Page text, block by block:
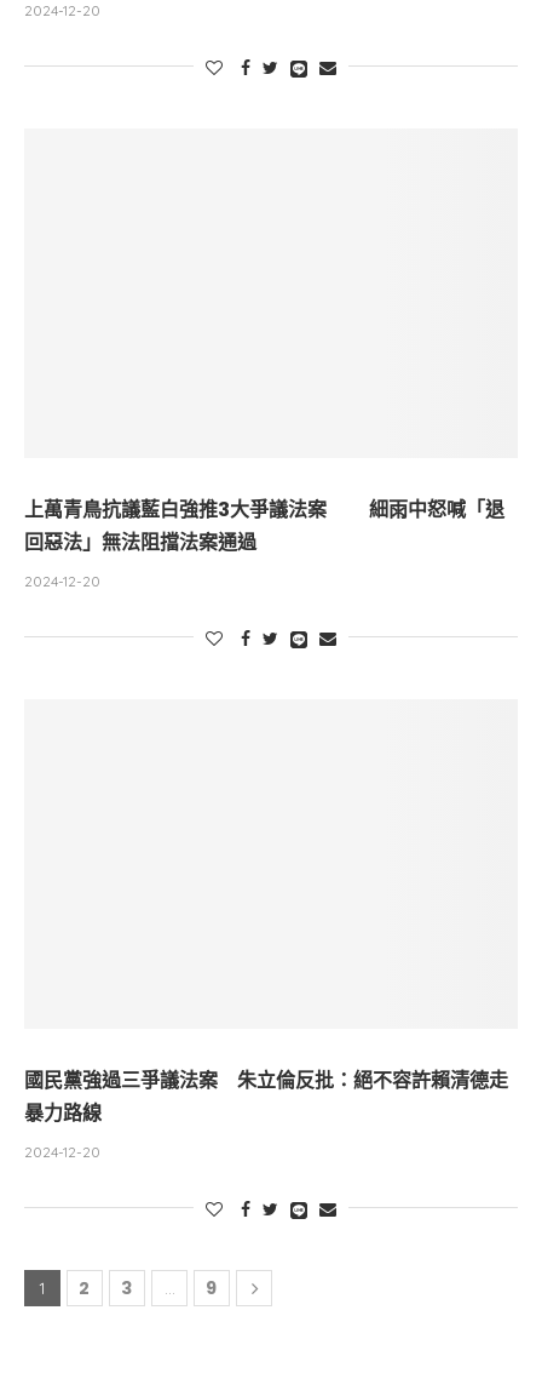
2024-12-20
上萬青鳥抗議藍白強推3大爭議法案 細雨中怒喊「退
回惡法」無法阻擋法案通過
2024-12-20
國民黨強過三爭議法案 朱立倫反批：絕不容許賴清德走
暴力路線
2024-12-20
1 2 3 ... 9